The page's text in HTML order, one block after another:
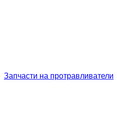
Запчасти на протравливатели